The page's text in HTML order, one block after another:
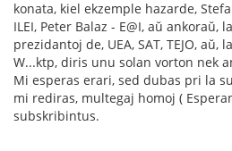
konata, kiel ekzemple hazarde,
ILEI, Peter Balaz - E@I, aŭ ankoraŭ,
prezidantoj de, UEA, SAT, TEJO, aŭ,
W...ktp, diris unu solan vorton nek
Mi esperas erari, sed dubas pri la
mi rediras, multegaj homoj (
subskribintus.